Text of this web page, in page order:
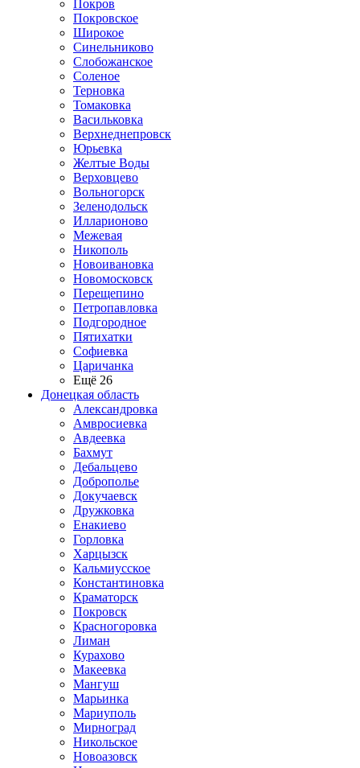
Покров
Покровское
Широкое
Синельниково
Слобожанское
Соленое
Терновка
Томаковка
Васильковка
Верхнеднепровск
Юрьевка
Желтые Воды
Верховцево
Вольногорск
Зеленодольск
Илларионово
Межевая
Никополь
Новоивановка
Новомосковск
Перещепино
Петропавловка
Подгородное
Пятихатки
Софиевка
Царичанка
Ещё 26
Донецкая область
Александровка
Амвросиевка
Авдеевка
Бахмут
Дебальцево
Доброполье
Докучаевск
Дружковка
Енакиево
Горловка
Харцызск
Кальмиусское
Константиновка
Краматорск
Покровск
Красногоровка
Лиман
Курахово
Макеевка
Мангуш
Марьинка
Мариуполь
Мирноград
Никольское
Новоазовск